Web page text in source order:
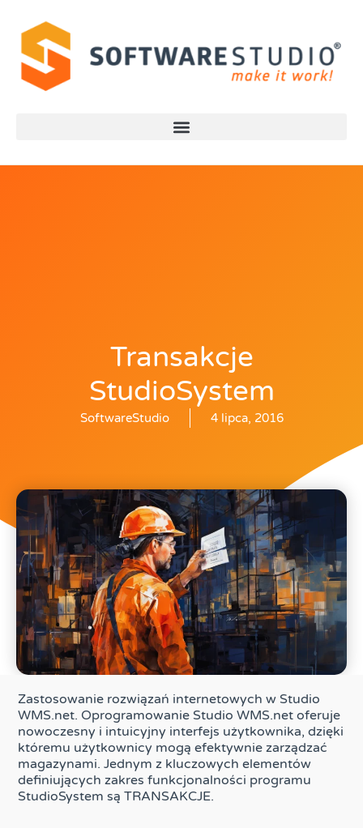
Transakcje
StudioSystem
SoftwareStudio 4 lipca, 2016
Zastosowanie rozwiązań internetowych w Studio
WMS.net. Oprogramowanie Studio WMS.net oferuje
nowoczesny i intuicyjny interfejs użytkownika, dzięki
któremu użytkownicy mogą efektywnie zarządzać
magazynami. Jednym z kluczowych elementów
definiujących zakres funkcjonalności programu
StudioSystem są TRANSAKCJE.